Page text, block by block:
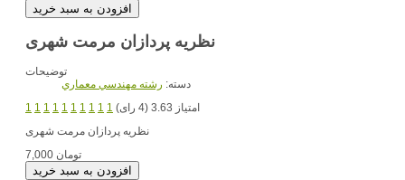
نظریه پردازان مرمت شهری
توضیحات
دسته: رشته مهندسي معماري
1 1 1 1 1 1 1 1 1 1
امتیاز 3.63 (4 رای)
7,000 تومان